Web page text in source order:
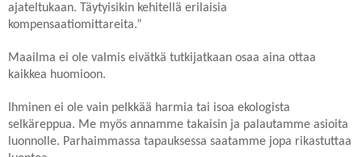
ajateltukaan. Täytyisikin kehitellä erilaisia
kompensaatiomittareita.”
Maailma ei ole valmis eivätkä tutkijatkaan osaa aina ottaa
kaikkea huomioon.
Ihminen ei ole vain pelkkää harmia tai isoa ekologista
selkäreppua. Me myös annamme takaisin ja palautamme asioita
luonnolle. Parhaimmassa tapauksessa saatamme jopa rikastuttaa